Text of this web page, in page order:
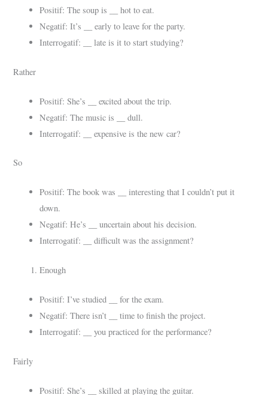
Positif: The soup is
hot to eat.
Negatif: It’s
early to leave for the party.
Interrogatif:
late is it to start studying?
Rather
Positif: She’s
excited about the trip.
Negatif: The music is
dull.
Interrogatif:
expensive is the new car?
So
Positif: The book was
interesting that I couldn’t put it
down.
Negatif: He’s
uncertain about his decision.
Interrogatif:
difficult was the assignment?
Enough
Positif: I’ve studied
for the exam.
Negatif: There isn’t
time to finish the project.
Interrogatif:
you practiced for the performance?
Fairly
Positif: She’s skilled at playing the guitar.